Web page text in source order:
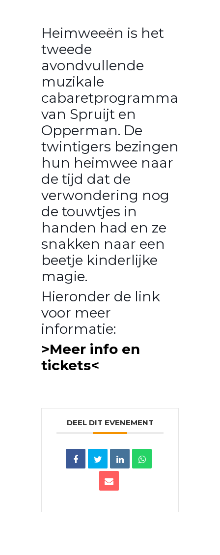
Heimweeën is het
tweede
avondvullende
muzikale
cabaretprogramma
van Spruijt en
Opperman. De
twintigers bezingen
hun heimwee naar
de tijd dat de
verwondering nog
de touwtjes in
handen had en ze
snakken naar een
beetje kinderlijke
magie.
Hieronder de link
voor meer
informatie:
>Meer info en
tickets<
DEEL DIT EVENEMENT